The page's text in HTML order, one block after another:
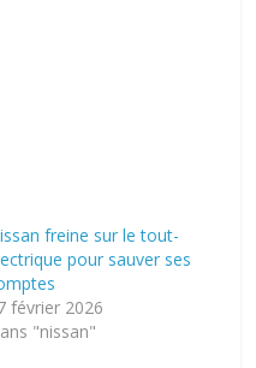
freine sur le tout-
pour sauver ses
février 2026
"nissan"